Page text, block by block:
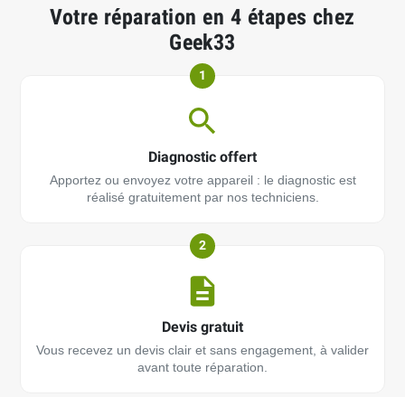
Votre réparation en 4 étapes chez
Geek33
1
Diagnostic offert
Apportez ou envoyez votre appareil : le diagnostic est
réalisé gratuitement par nos techniciens.
2
Devis gratuit
Vous recevez un devis clair et sans engagement, à valider
avant toute réparation.